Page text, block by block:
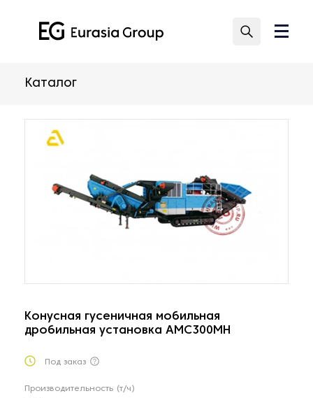
Каталог
Конусная гусеничная мобильная
дробильная установка AMC300MH
Под заказ
Производительность (т/ч)